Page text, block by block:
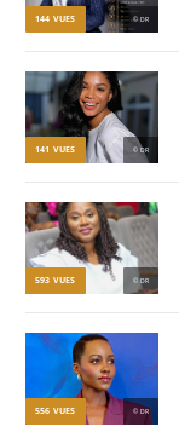
144 VUES © DR
141 VUES © DR
593 VUES © DR
556 VUES © DR